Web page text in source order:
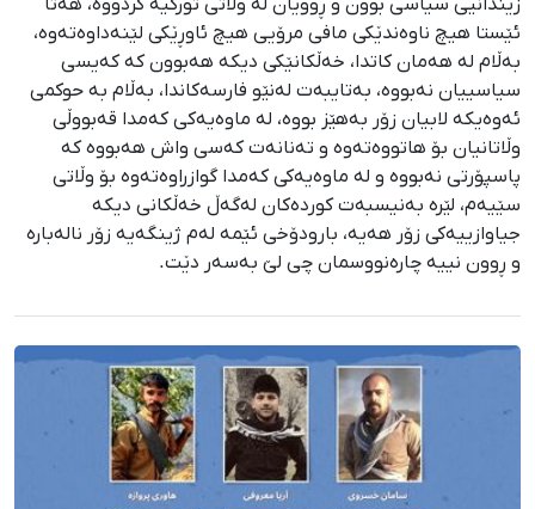
ئێستا هیچ ناوەندێکی مافی مرۆیی هیچ ئاوڕێکی لێنەداوەتەوە،
بەڵام لە هەمان کاتدا، خەڵکانێکی دیکە هەبوون کە کەیسی
سیاسییان نەبووە، بەتایبەت لەنێو فارسەکاندا، بەڵام بە حوکمی
ئەوەیکە لابیان زۆر بەهێز بووە، لە ماوەیەكی کەمدا قەبووڵی
وڵاتانیان بۆ هاتووەتەوە و تەنانەت کەسی واش هەبووە کە
پاسپۆرتی نەبووە و لە ماوەیەکی کەمدا گوازراوەتەوە بۆ وڵاتی
سێیەم، لێرە بەنیسبەت کوردەکان لەگەڵ خەڵکانی دیکە
جیاوازییەکی زۆر هەیە، بارودۆخی ئێمە لەم ژینگەیە زۆر نالەبارە
و ڕوون نییە چارەنووسمان چی لێ بەسەر دێت.